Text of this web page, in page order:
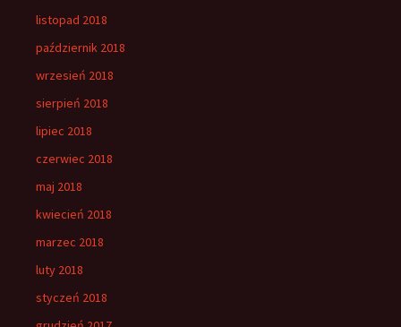
listopad 2018
październik 2018
wrzesień 2018
sierpień 2018
lipiec 2018
czerwiec 2018
maj 2018
kwiecień 2018
marzec 2018
luty 2018
styczeń 2018